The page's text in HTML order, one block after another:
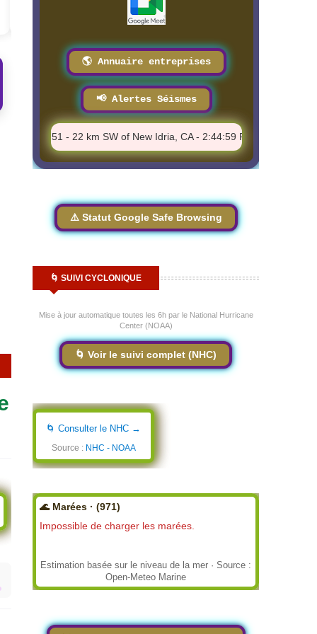
🌎 Annuaire entreprises
📢 Alertes Séismes
⚠️ M 1.51 - 22 km SW of New Idria, CA - 2:44:59 PM
⚠️ Statut Google Safe Browsing
🌀 SUIVI CYCLONIQUE
Mise à jour automatique toutes les 6h par le National Hurricane
Center (NOAA)
🌀 Voir le suivi complet (NHC)
🌀 Consulter le NHC →
Source : NHC - NOAA
🌊 Marées · (971)
Impossible de charger les marées.
Estimation basée sur le niveau de la mer · Source :
Open-Meteo Marine